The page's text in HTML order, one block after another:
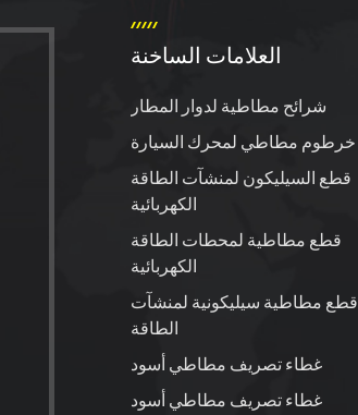
العلامات الساخنة
شرائح مطاطية لدوار المطار
خرطوم مطاطي لمحرك السيارة
قطع السيليكون لمنشآت الطاقة
الكهربائية
قطع مطاطية لمحطات الطاقة
الكهربائية
قطع مطاطية سيليكونية لمنشآت
الطاقة
غطاء تصريف مطاطي أسود
غطاء تصريف مطاطي أسود